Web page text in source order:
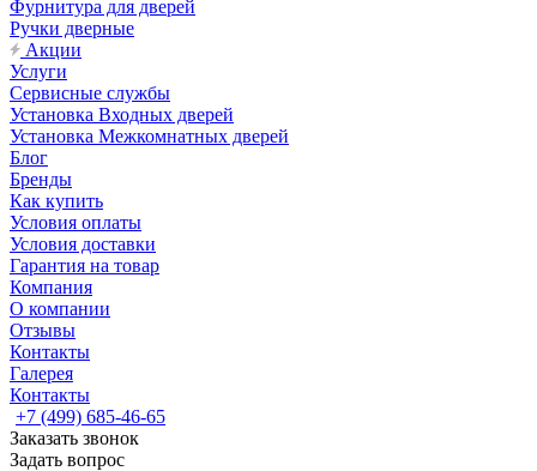
Фурнитура для дверей
Ручки дверные
Акции
Услуги
Сервисные службы
Установка Входных дверей
Установка Межкомнатных дверей
Блог
Бренды
Как купить
Условия оплаты
Условия доставки
Гарантия на товар
Компания
О компании
Отзывы
Контакты
Галерея
Контакты
+7 (499) 685-46-65
Заказать звонок
Задать вопрос